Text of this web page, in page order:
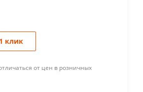
клик
от цен в розничных